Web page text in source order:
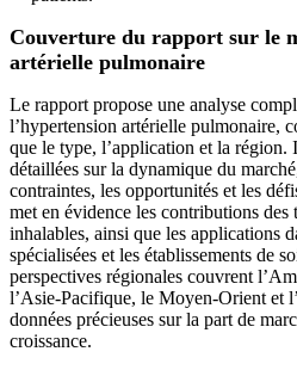
Couverture du rapport sur le
artérielle pulmonaire
Le rapport propose une analyse
l’hypertension artérielle pulmonaire,
que le type, l’application et la
détaillées sur la dynamique du
contraintes, les opportunités et les
met en évidence les contributions des
inhalables, ainsi que les applications
spécialisées et les établissements de
perspectives régionales couvrent
l’Asie-Pacifique, le Moyen-Orient et
données précieuses sur la part de
croissance.